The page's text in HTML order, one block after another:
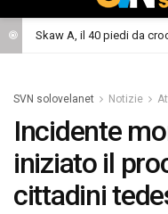
Skaw A, il 40 piedi da
SVN solovelanet Notizie
Incidente
iniziato il
cittadini